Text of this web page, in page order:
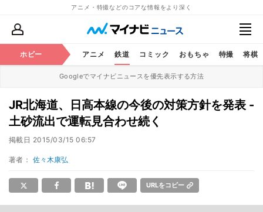
アニメ・特撮などのコアな情報をより深く
ホビー アニメ 鉄道 コミック おもちゃ 特撮 将棋
Googleでマイナビニュースを優先表示する方法
JR北海道、日高本線の今後の対策方針を発表 -
土砂流出で運転見合わせ続く
掲載日 2015/03/15 06:57
著者： 佐々木康弘
URLをコピー